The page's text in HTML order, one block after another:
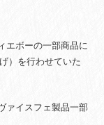
エボーの一部商品に
）を行わせていた
ァイスフェ製品一部